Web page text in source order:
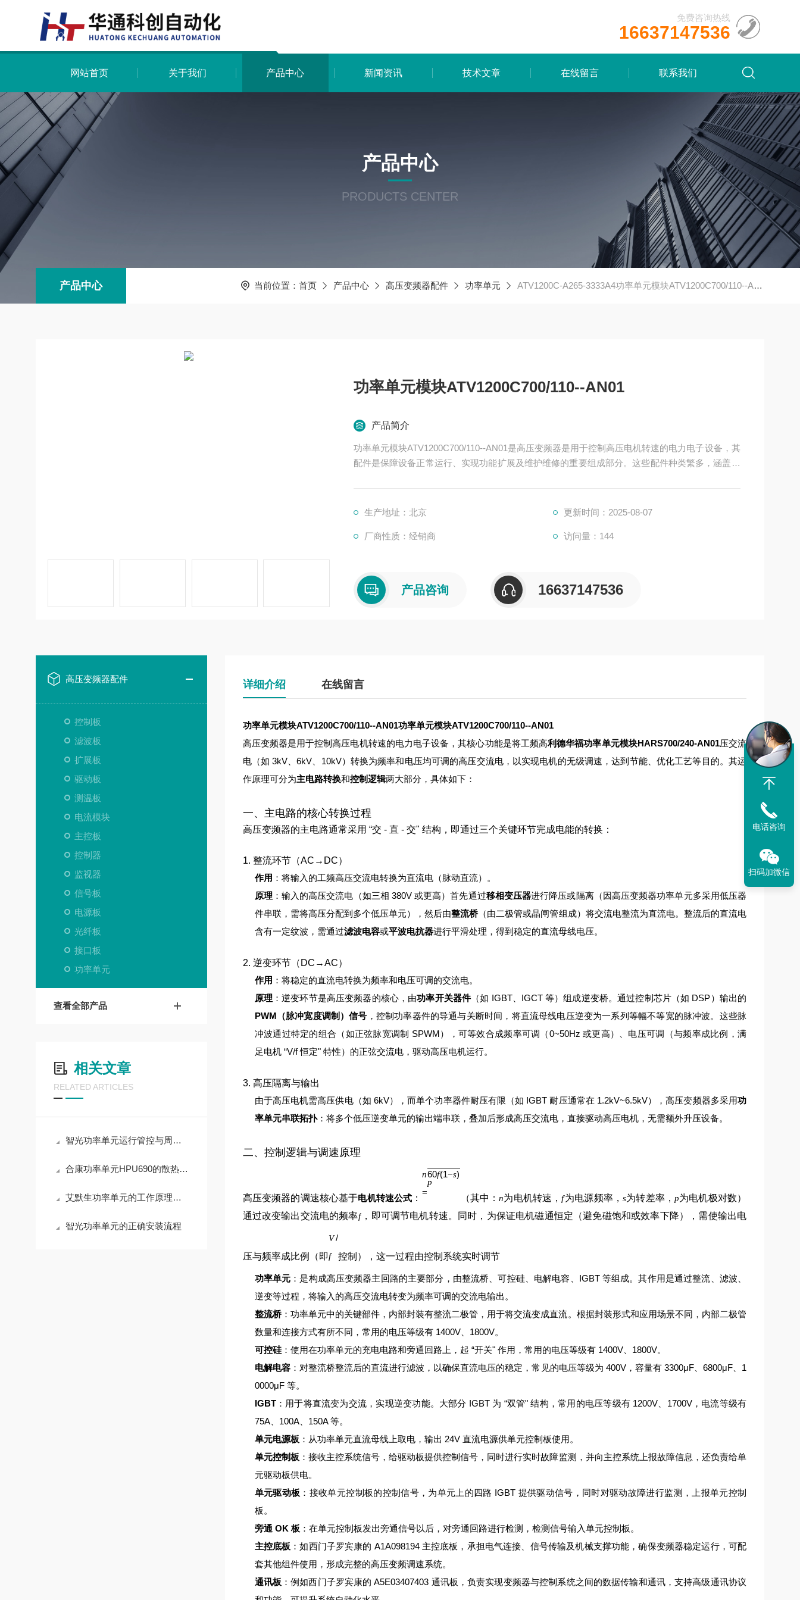
免费咨询热线
16637147536
网站首页 关于我们 产品中心 新闻资讯 技术文章 在线留言 联系我们
产品中心
PRODUCTS CENTER
产品中心 当前位置： 首页 产品中心 高压变频器配件 功率单元 ATV1200C-A265-3333A4功率单元模块ATV1200C700/110--AN01
功率单元模块ATV1200C700/110--AN01
产品简介
功率单元模块ATV1200C700/110--AN01是高压变频器是用于控制高压电机转速的电力电子设备，其
配件是保障设备正常运行、实现功能扩展及维护维修的重要组成部分。这些配件种类繁多，涵盖了
生产地址：北京 更新时间：2025-08-07
厂商性质：经销商 访问量：144
产品咨询 16637147536
高压变频器配件
控制板
滤波板
扩展板
驱动板
测温板
电流模块
主控板
控制器
监视器
信号板
电源板
光纤板
接口板
功率单元
查看全部产品
相关文章
RELATED ARTICLES
智光功率单元运行管控与周期养护实操解析
合康功率单元HPU690的散热设计原理
艾默生功率单元的工作原理与应用领域深度解析
智光功率单元的正确安装流程
详细介绍 在线留言
功率单元模块ATV1200C700/110--AN01功率单元模块ATV1200C700/110--AN01
高压变频器是用于控制高压电机转速的电力电子设备，其核心功能是将工频高利德华福功率单元模块HARS700/240-AN01压交流
电（如 3kV、6kV、10kV）转换为频率和电压均可调的高压交流电，以实现电机的无级调速，达到节能、优化工艺等目的。其运
作原理可分为主电路转换和控制逻辑两大部分，具体如下：
一、主电路的核心转换过程
高压变频器的主电路通常采用 “交 - 直 - 交" 结构，即通过三个关键环节完成电能的转换：
1. 整流环节（AC→DC）
作用 ：将输入的工频高压交流电转换为直流电（脉动直流）。
原理： 输入的高压交流电（如三相 380V 或更高）首先通过移相变压器进行降压或隔离（因高压变频器功率单元多采用低压器
件串联，需将高压分配到多个低压单元），然后由整流桥（由二极管或晶闸管组成）将交流电整流为直流电。 整流后的直流电
含有一定纹波，需通过滤波电容或平波电抗器进行平滑处理，得到稳定的直流母线电压。
2. 逆变环节（DC→AC）
作用 ：将稳定的直流电转换为频率和电压可调的交流电。
原理：逆变环节是高压变频器的核心，由功率开关器件（如 IGBT、IGCT 等）组成逆变桥。通过控制芯片（如 DSP）输出的
PWM（脉冲宽度调制）信号 ，控制功率器件的导通与关断时间，将直流母线电压逆变为一系列等幅不等宽的脉冲波。 这些脉
冲波通过特定的组合（如正弦脉宽调制 SPWM），可等效合成频率可调（0~50Hz 或更高）、电压可调（与频率成比例，满
足电机 “V/f 恒定" 特性）的正弦交流电，驱动高压电机运行。
3. 高压隔离与输出
由于高压电机需高压供电（如 6kV），而单个功率器件耐压有限（如 IGBT 耐压通常在 1.2kV~6.5kV），高压变频器多采用功
率单元串联拓扑：将多个低压逆变单元的输出端串联，叠加后形成高压交流电，直接驱动高压电机，无需额外升压设备。
二、控制逻辑与调速原理
高压变频器的调速核心基于电机转速公式 ：
n
=
p
60f(1−s)
（其中：n为电机转速，f为电源频率，s为转差率， p为电机极对数）
通过改变输出交流电的频率f ，即可调节电机转速。同时，为保证电机磁通恒定（避免磁饱和或效率下降），需使输出电
压与频率成比例（即
V /
f 控制），这一过程由控制系统实时调节
功率单元 ：是构成高压变频器主回路的主要部分，由整流桥、可控硅、电解电容、IGBT 等组成。其作用是通过整流、滤波、
逆变等过程，将输入的高压交流电转变为频率可调的交流电输出。
整流桥：功率单元中的关键部件，内部封装有整流二极管，用于将交流变成直流。根据封装形式和应用场景不同，内部二极管
数量和连接方式有所不同，常用的电压等级有 1400V、1800V。
可控硅：使用在功率单元的充电电路和旁通回路上，起 “开关" 作用，常用的电压等级有 1400V、1800V。
电解电容：对整流桥整流后的直流进行滤波，以确保直流电压的稳定，常见的电压等级为 400V，容量有 3300μF、6800μF、1
0000μF 等。
IGBT：用于将直流变为交流，实现逆变功能。大部分 IGBT 为 “双管" 结构，常用的电压等级有 1200V、1700V，电流等级有
75A、100A、150A 等。
单元电源板 ：从功率单元直流母线上取电，输出 24V 直流电源供单元控制板使用。
单元控制板 ：接收主控系统信号，给驱动板提供控制信号，同时进行实时故障监测，并向主控系统上报故障信息，还负责给单
元驱动板供电。
单元驱动板 ：接收单元控制板的控制信号，为单元上的四路 IGBT 提供驱动信号，同时对驱动故障进行监测，上报单元控制
板。
旁通 OK 板 ：在单元控制板发出旁通信号以后，对旁通回路进行检测，检测信号输入单元控制板。
主控底板 ：如西门子罗宾康的 A1A098194 主控底板，承担电气连接、信号传输及机械支撑功能，确保变频器稳定运行，可配
套其他组件使用，形成完整的高压变频调速系统。
通讯板 ：例如西门子罗宾康的 A5E03407403 通讯板，负责实现变频器与控制系统之间的数据传输和通讯，支持高级通讯协议
电话咨询
扫码加微信